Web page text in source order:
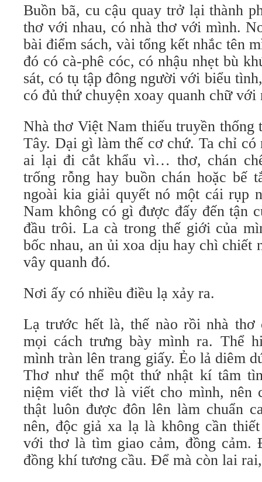
Buồn bã, cu cậu quay trở lại thành
thơ với nhau, có nhà thơ với mình.
bài điểm sách, vài tổng kết nhắc tên
đó có cà-phê cóc, có nhậu nhẹt bù
sát, có tụ tập đông người với biểu
có đủ thứ chuyện xoay quanh chữ với
Nhà thơ Việt Nam thiếu truyền thống
Tây. Dại gì làm thế cơ chứ. Ta chỉ có
ai lại đi cắt khẩu vì… thơ, chán
trống rỗng hay buồn chán hoặc bế
ngoài kia giải quyết nó một cái rụp
Nam không có gì được đấy đến tận
đầu trôi. La cà trong thế giới của
bốc nhau, an ủi xoa dịu hay chì chiết
vây quanh đó.
Nơi ấy có nhiều điều lạ xảy ra.
Lạ trước hết là, thế nào rồi nhà thơ
mọi cách trưng bày mình ra. Thể
mình tràn lên trang giấy. Ẻo lả diêm
Thơ như thể một thứ nhật kí tâm
niệm viết thơ là viết cho mình, nên
thật luôn được đôn lên làm chuẩn
nên, độc giả xa lạ là không cần
với thơ là tìm giao cảm, đồng cảm.
đồng khí tương cầu. Để mà còn lai